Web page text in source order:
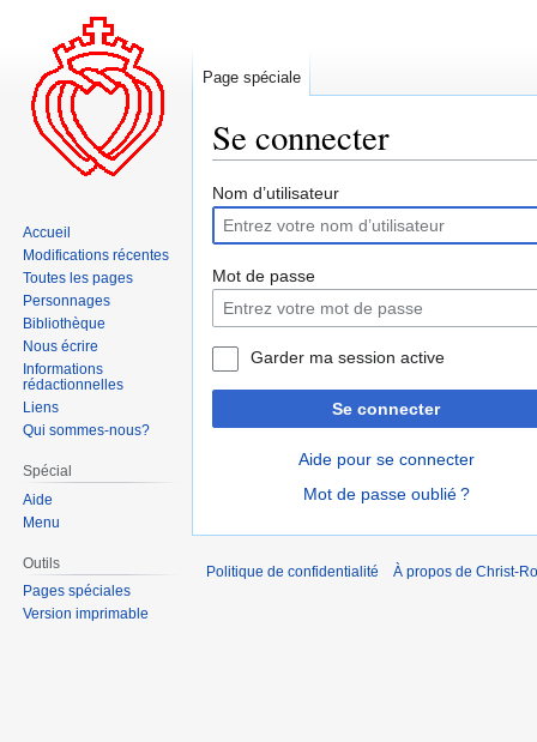
Se connecter
Aller
la
navigation
Aller
la
recherche
Nom d’utilisateur
Mot de passe
Garder ma session active
Se connecter
Aide pour se connecter
Mot de passe oublié ?
Page spéciale
Accueil
Modifications récentes
Toutes les pages
Personnages
Bibliothèque
Nous écrire
Informations
rédactionnelles
Liens
Qui sommes-nous?
Spécial
Aide
Menu
Outils
Pages spéciales
Version imprimable
Politique de confidentialité À propos de Christ-